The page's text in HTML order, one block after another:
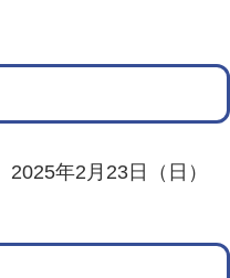
年2月23日（日）